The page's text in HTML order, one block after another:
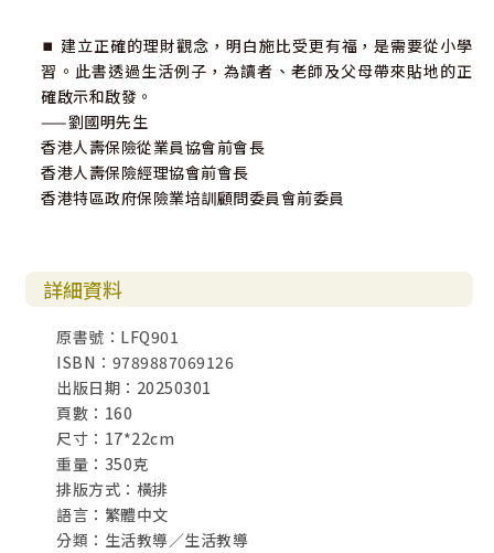
4 消費金錢
絕頂的美食麵包
麵包與漢堡包
我有多少對鞋子？
孩子的四對鞋子
書包比賽
父母擁有的，孩子亦可以擁有？
隨波逐流的鞋子
一件牛仔褸的理財哲學
5 分享金錢
分享布公仔的快樂
「給一半，取一半」的樂趣
隱形慈善家
錢給真正有需要的人才有用
《飢餓》後的珍惜
感性、理性培養孩子分享品格
⏹︎ 建立正確的理財觀念，明白施比受更有福，是需要從小學
習。此書透過生活例子，為讀者、老師及父母帶來貼地的正
確啟示和啟發。
——劉國明先生
香港人壽保險從業員協會前會長
香港人壽保險經理協會前會長
香港特區政府保險業培訓顧問委員會前委員
詳細資料
原書號：LFQ901
ISBN：9789887069126
出版日期：20250301
頁數：160
尺寸：17*22cm
重量：350克
排版方式：橫排
語言：繁體中文
分類：生活教導／生活教導